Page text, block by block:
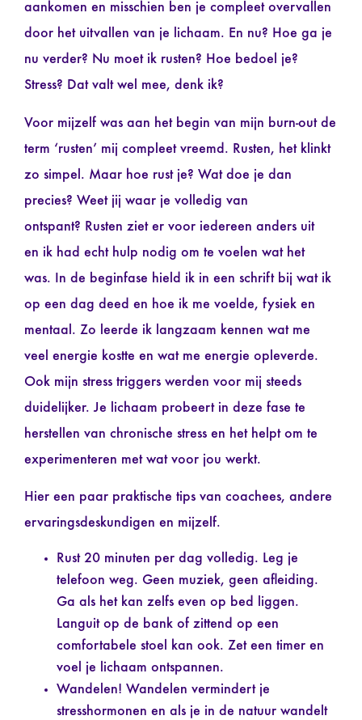
aankomen en misschien ben je compleet overvallen
door het uitvallen van je lichaam. En nu? Hoe ga je
nu verder? Nu moet ik rusten? Hoe bedoel je?
Stress? Dat valt wel mee, denk ik?
Voor mijzelf was aan het begin van mijn burn-out de
term ‘rusten’ mij compleet vreemd. Rusten, het klinkt
zo simpel. Maar hoe rust je? Wat doe je dan
precies? Weet jij waar je volledig van
ontspant? Rusten ziet er voor iedereen anders uit
en ik had echt hulp nodig om te voelen wat het
was. In de beginfase hield ik in een schrift bij wat ik
op een dag deed en hoe ik me voelde, fysiek en
mentaal. Zo leerde ik langzaam kennen wat me
veel energie kostte en wat me energie opleverde.
Ook mijn stress triggers werden voor mij steeds
duidelijker. Je lichaam probeert in deze fase te
herstellen van chronische stress en het helpt om te
experimenteren met wat voor jou werkt.
Hier een paar praktische tips van coachees, andere
ervaringsdeskundigen en mijzelf.
Rust 20 minuten per dag volledig. Leg je
telefoon weg. Geen muziek, geen afleiding.
Ga als het kan zelfs even op bed liggen.
Languit op de bank of zittend op een
comfortabele stoel kan ook. Zet een timer en
voel je lichaam ontspannen.
Wandelen! Wandelen vermindert je
stresshormonen en als je in de natuur wandelt